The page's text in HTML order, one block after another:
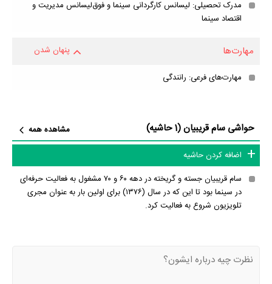
مدرک تحصیلی: لیسانس کارگردانی سینما و فوق‌لیسانس مدیریت و
اقتصاد سینما
مهارت‌ها پنهان شدن
مهارت‌های فرعی: رانندگی
حواشی سام قریبیان (1 حاشیه)
مشاهده همه
اضافه کردن حاشیه
سام قریبیان جسته و گریخته در دهه ۶۰ و ۷۰ مشغول به فعالیت حرفه‌ای
در سینما بود تا این که در سال (۱۳۷۶) برای اولین بار به عنوان مجری
تلویزیون شروع به فعالیت کرد.